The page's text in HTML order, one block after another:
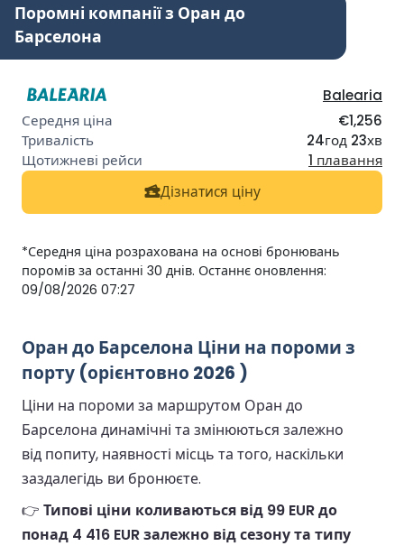
Поромні компанії з Оран до
Барселона
Balearia
€1,256
24год 23хв
1 плавання
Дізнатися ціну
*Середня ціна розрахована на основі бронювань
поромів за останні 30 днів. Останнє оновлення:
09/08/2026 07:27
Оран до Барселона Ціни на пороми з
порту (орієнтовно 2026 )
Ціни на пороми за маршрутом Оран до
Барселона динамічні та змінюються залежно
від попиту, наявності місць та того, наскільки
заздалегідь ви бронюєте.
👉 Типові ціни коливаються від 99 EUR до
понад 4 416 EUR залежно від сезону та типу